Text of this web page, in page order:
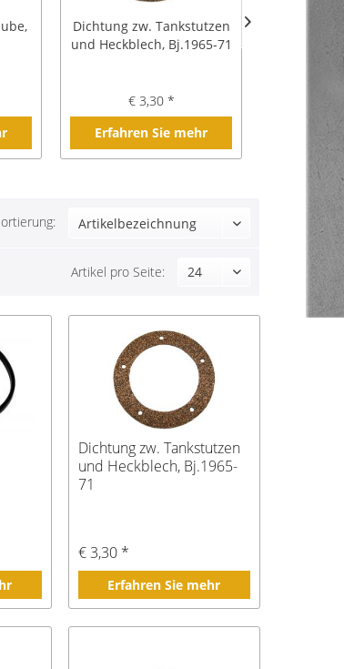
Dichtung zw. Tankstutzen
und Heckblech, Bj.1965-71
€ 3,30 *
Erfahren Sie mehr
Artikel pro Seite:
Dichtung zw. Tankstutzen
und Heckblech, Bj.1965-
71
€ 3,30 *
Erfahren Sie mehr